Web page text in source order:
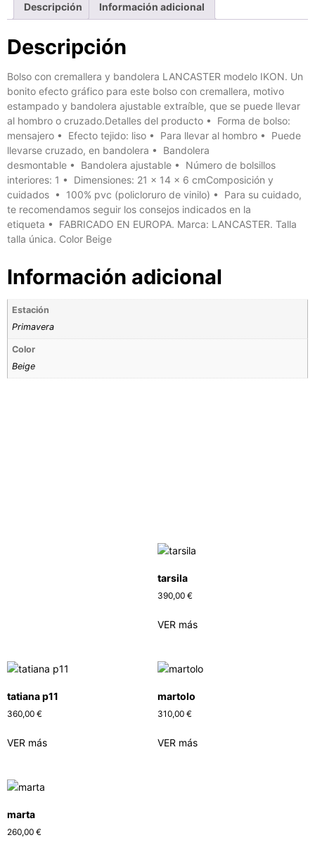
Descripción Información adicional
Descripción
Bolso con cremallera y bandolera LANCASTER modelo IKON. Un
bonito efecto gráfico para este bolso con cremallera, motivo
estampado y bandolera ajustable extraíble, que se puede llevar
al hombro o cruzado.Detalles del producto • Forma de bolso:
mensajero • Efecto tejido: liso • Para llevar al hombro • Puede
llevarse cruzado, en bandolera • Bandolera
desmontable • Bandolera ajustable • Número de bolsillos
interiores: 1 • Dimensiones: 21 x 14 x 6 cmComposición y
cuidados • 100% pvc (policloruro de vinilo) • Para su cuidado,
te recomendamos seguir los consejos indicados en la
etiqueta • FABRICADO EN EUROPA. Marca: LANCASTER. Talla
talla única. Color Beige
Información adicional
Estación
Primavera
Color
Beige
tarsila
390,00 €
VER más
tatiana p11
360,00 €
VER más
martolo
310,00 €
VER más
marta
260,00 €